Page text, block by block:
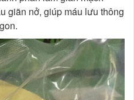
giãn nở, giúp máu lưu thông